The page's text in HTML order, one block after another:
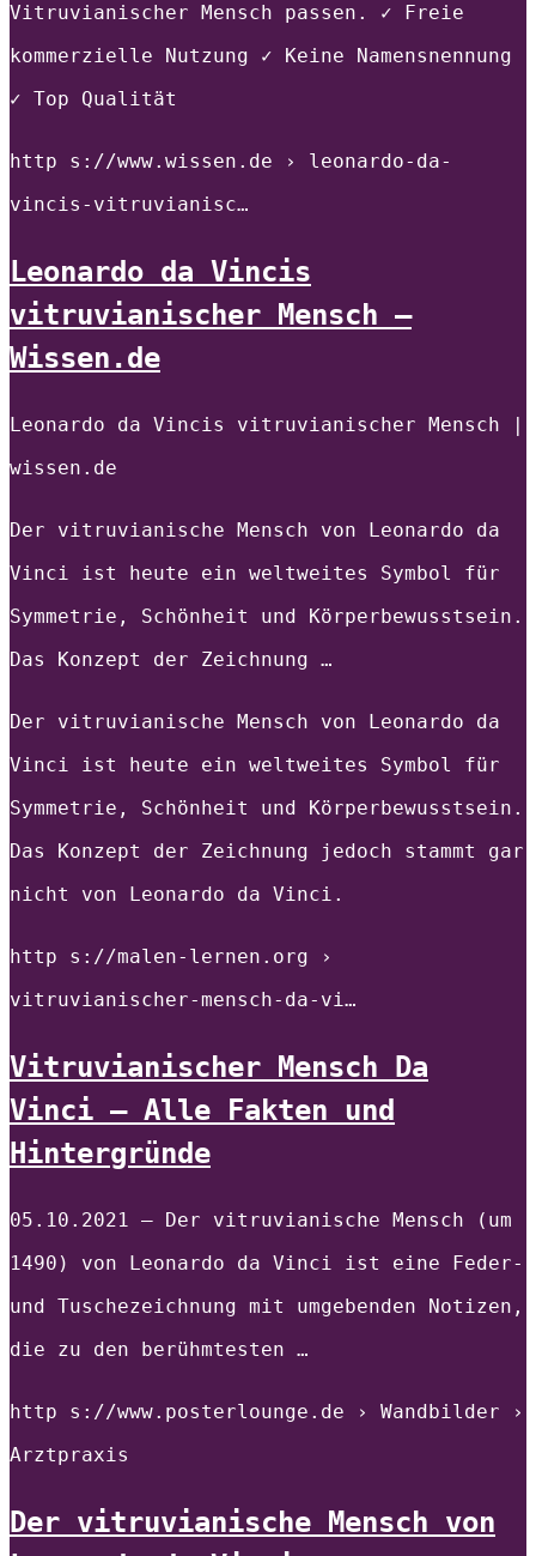
Vitruvianischer Mensch passen. ✓ Freie
kommerzielle Nutzung ✓ Keine Namensnennung
✓ Top Qualität
http s://www.wissen.de › leonardo-da-
vincis-vitruvianisc…
Leonardo da Vincis
vitruvianischer Mensch –
Wissen.de
Leonardo da Vincis vitruvianischer Mensch |
wissen.de
Der vitruvianische Mensch von Leonardo da
Vinci ist heute ein weltweites Symbol für
Symmetrie, Schönheit und Körperbewusstsein.
Das Konzept der Zeichnung …
Der vitruvianische Mensch von Leonardo da
Vinci ist heute ein weltweites Symbol für
Symmetrie, Schönheit und Körperbewusstsein.
Das Konzept der Zeichnung jedoch stammt gar
nicht von Leonardo da Vinci.
http s://malen-lernen.org ›
vitruvianischer-mensch-da-vi…
Vitruvianischer Mensch Da
Vinci – Alle Fakten und
Hintergründe
05.10.2021 — Der vitruvianische Mensch (um
1490) von Leonardo da Vinci ist eine Feder-
und Tuschezeichnung mit umgebenden Notizen,
die zu den berühmtesten …
http s://www.posterlounge.de › Wandbilder ›
Arztpraxis
Der vitruvianische Mensch von